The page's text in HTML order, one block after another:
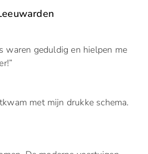
waren geduldig en hielpen me
met mijn drukke schema.